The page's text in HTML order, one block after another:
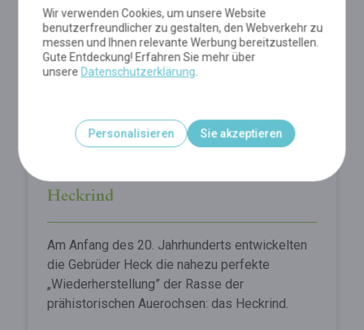
Heckrind
Am Anfang des 20. Jahrhunderts entwickelten
die Gebrüder Heck die nahezu perfekte
„Wiederherstellung” der Rasse der
prähistorischen Auerochsen: das Heckrind.
Wir verwenden Cookies, um unsere Website
benutzerfreundlicher zu gestalten, den Webverkehr zu
messen und Ihnen relevante Werbung bereitzustellen.
Gute Entdeckung! Erfahren Sie mehr über
unsere Datenschutzerklärung
Personalisieren Sie akzeptieren